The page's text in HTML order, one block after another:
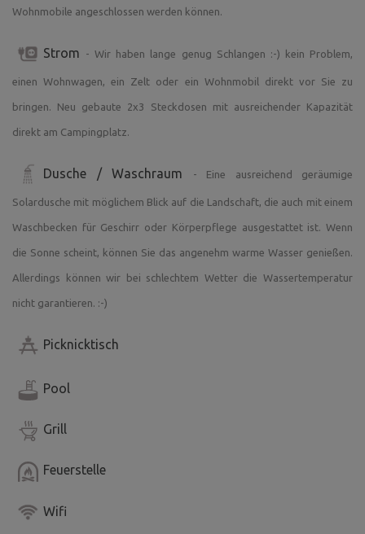
Auch wenn wir nicht an einem abgelegenen Ort am Wald
Aussicht auf die Landschaft oder den Sonnenuntergang
über dem Horizont genießen. Unser Haus ist für jeden
geeignet, auch für Familien mit Kindern, die sich nicht
können Ihnen einen kostenlosen Grill für Kinder Bälle,
Bambiton oder elektronische Darts neu nicht gegeben von
unserem Grundstück ca. 50m ist das Dorf gebaut
Spielplatz.
Wohnmobile angeschlossen werden können.
Strom - Wir haben lange genug Schlangen :-) kein Problem,
einen Wohnwagen, ein Zelt oder ein Wohnmobil direkt vor Sie zu
bringen. Neu gebaute 2x3 Steckdosen mit ausreichender Kapazität
direkt am Campingplatz.
Dusche / Waschraum - Eine ausreichend geräumige
Solardusche mit möglichem Blick auf die Landschaft, die auch mit einem
Waschbecken für Geschirr oder Körperpflege ausgestattet ist. Wenn
die Sonne scheint, können Sie das angenehm warme Wasser genießen.
Allerdings können wir bei schlechtem Wetter die Wassertemperatur
nicht garantieren. :-)
Picknicktisch
Pool
Grill
Feuerstelle
Wifi